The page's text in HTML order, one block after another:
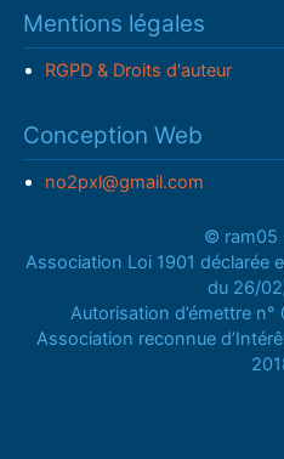
Mentions légales
RGPD & Droits d'auteur
Conception Web
no2pxl@gmail.com
© ram05
Association Loi 1901 déclarée
du 26/
Autorisation d’émettre n°
Association reconnue